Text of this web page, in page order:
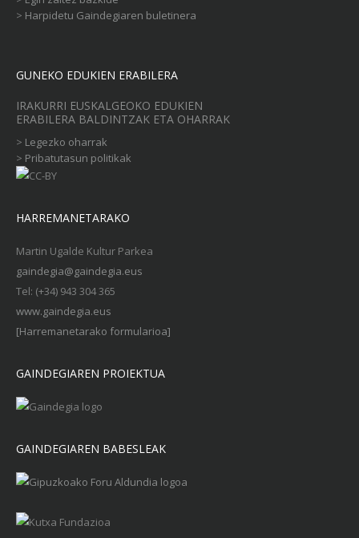
> Harpidetu Gaindegiaren buletinera
GUNEKO EDUKIEN ERABILERA
IRAKURRI EUSKALGEOKO EDUKIEN
ERABILERA BALDINTZAK ETA OHARRAK
> Legezko oharrak
> Pribatutasun politikak
HARREMANETARAKO
Martin Ugalde Kultur Parkea
gaindegia@gaindegia.eus
Tel: (+34) 943 304 365
www.gaindegia.eus
[Harremanetarako formularioa]
GAINDEGIAREN PROIEKTUA
GAINDEGIAREN BABESLEAK